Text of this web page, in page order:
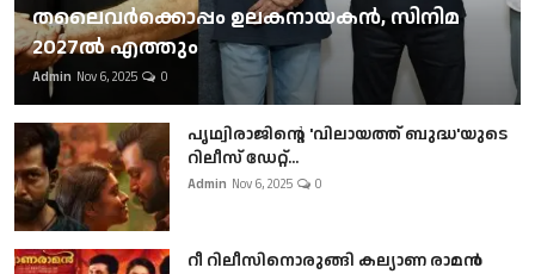
തലൈവര്‍ക്കൊപ്പം ഉലകനായകന്‍, സിനിമ
2027ല്‍ എത്തും
Admin Nov 6, 2025 0
പൃഥ്വിരാജിന്റെ 'വിലായത്ത് ബുദ്ധ'യുടെ
റിലീസ് ഡേറ്റ്...
Admin Nov 6, 2025 0
റീ റിലീസിനൊരുങ്ങി കല്യാണ രാമൻ